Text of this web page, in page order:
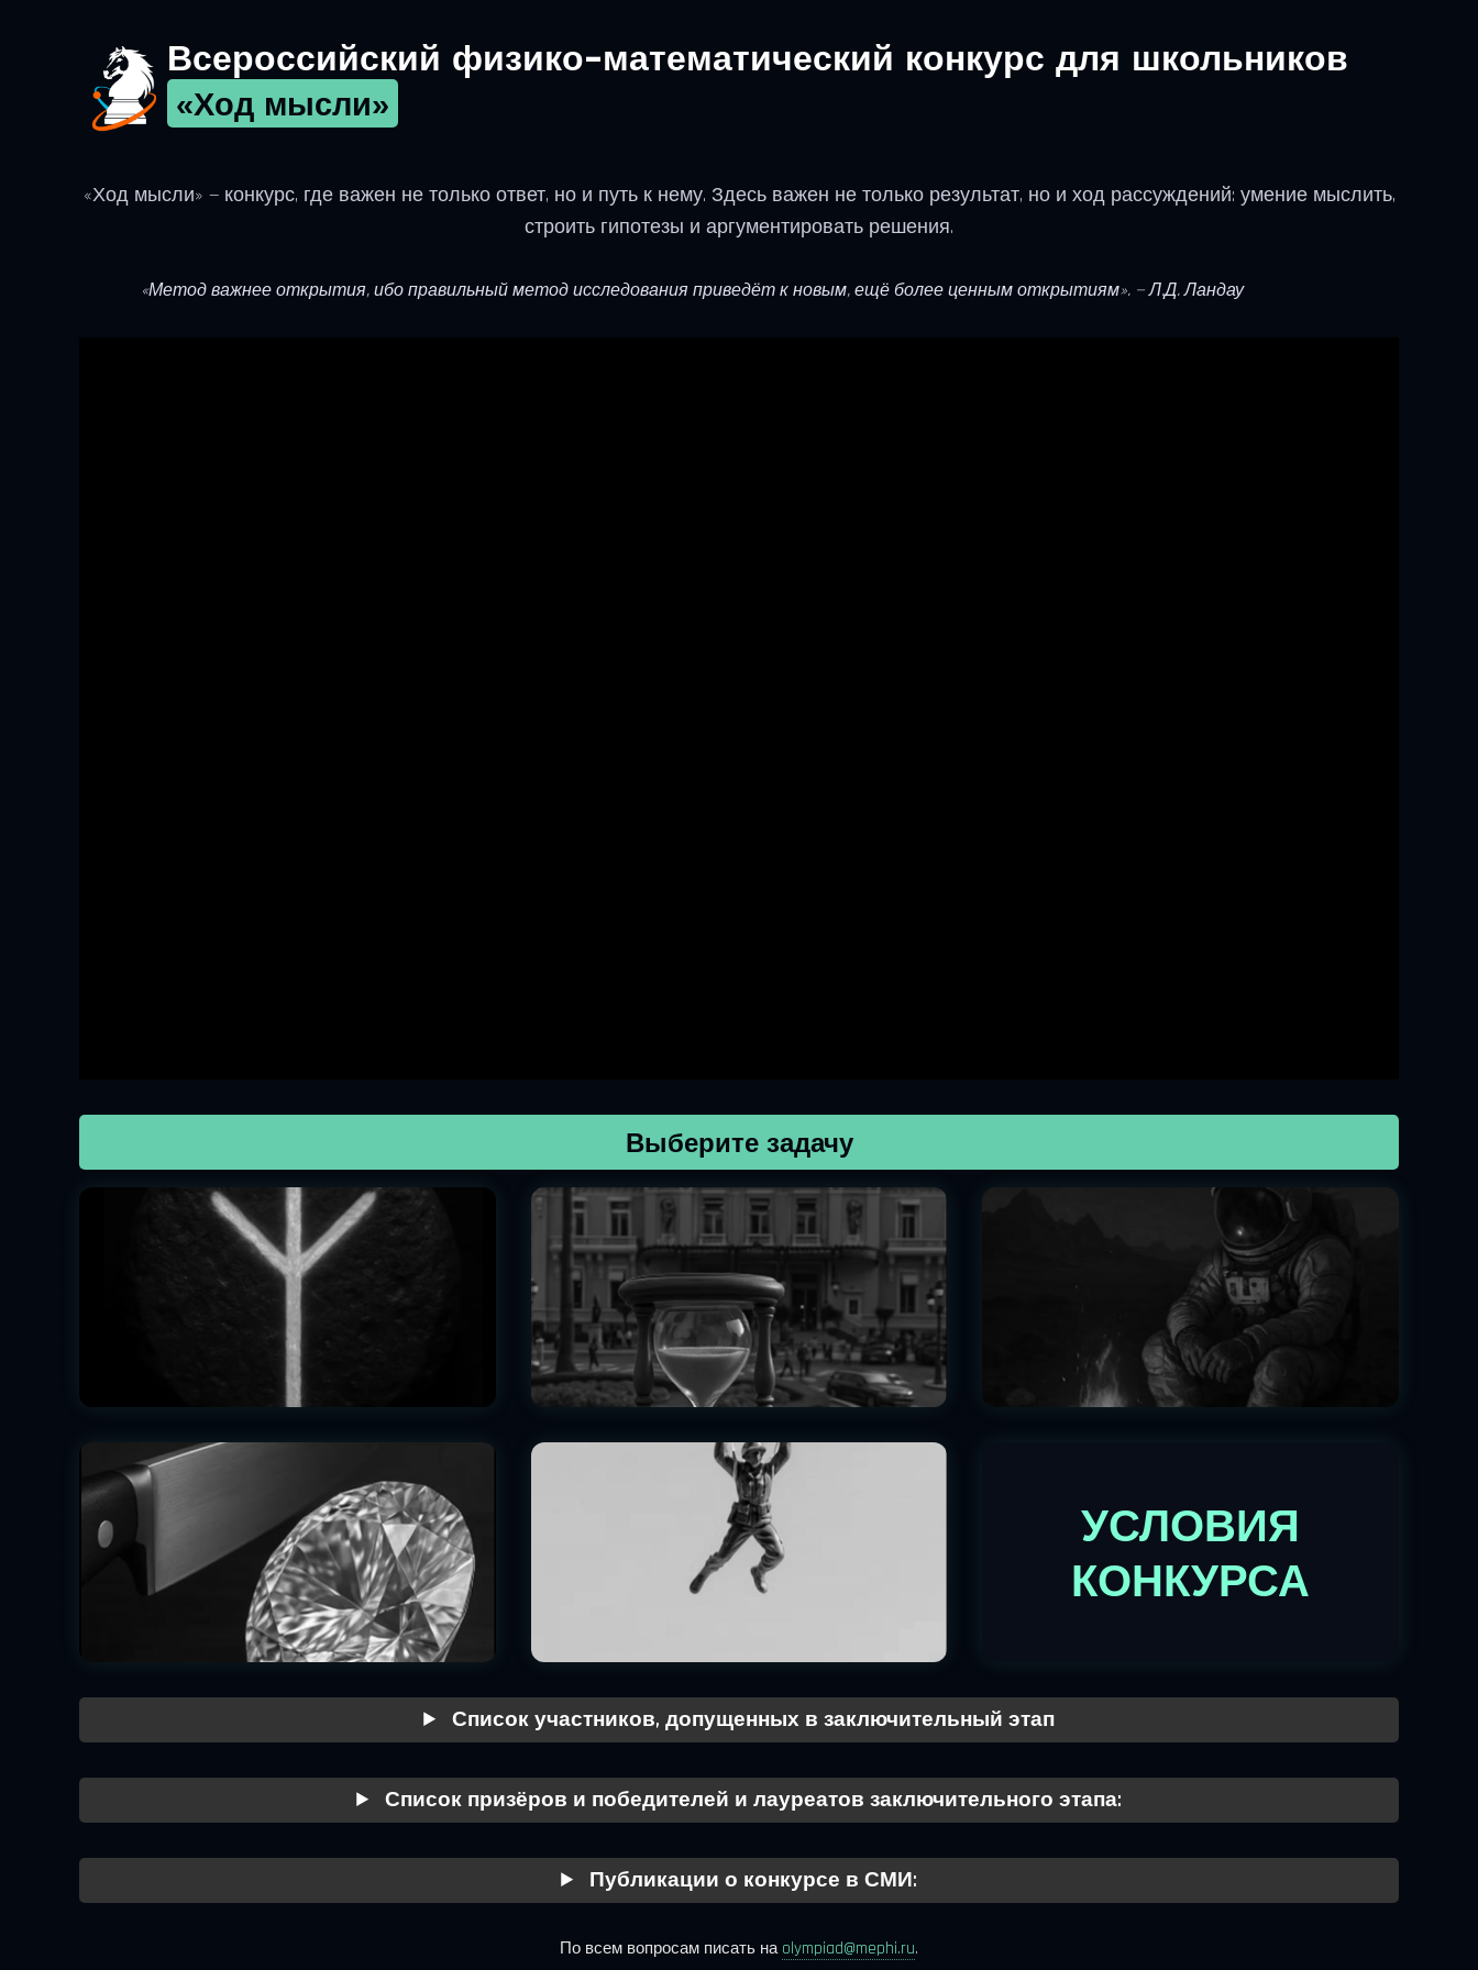
Всероссийский физико-математический конкурс для школьников
«Ход мысли»
«Ход мысли» — конкурс, где важен не только ответ, но и путь к нему. Здесь важен не только результат, но и ход рассуждений: умение мыслить,
строить гипотезы и аргументировать решения.
«Метод важнее открытия, ибо правильный метод исследования приведёт к новым, ещё более ценным открытиям». — Л.Д. Ландау
Выберите задачу
УСЛОВИЯ
КОНКУРСА
Список участников, допущенных в заключительный этап
Список призёров и победителей и лауреатов заключительного этапа:
Публикации о конкурсе в СМИ:
По всем вопросам писать на olympiad@mephi.ru.